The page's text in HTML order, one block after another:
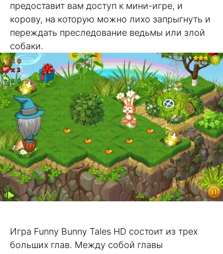
предоставит вам доступ к мини-игре, и
корову, на которую можно лихо запрыгнуть и
переждать преследование ведьмы или злой
собаки.
Игра Funny Bunny Tales HD состоит из трех
больших глав. Между собой главы